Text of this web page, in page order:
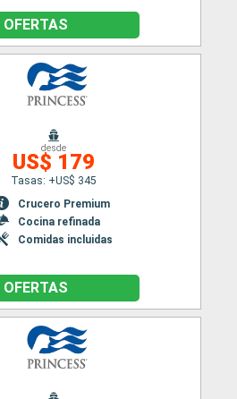
desde
US$ 179
Tasas: +US$ 345
Crucero Premium
Cocina refinada
Comidas incluidas